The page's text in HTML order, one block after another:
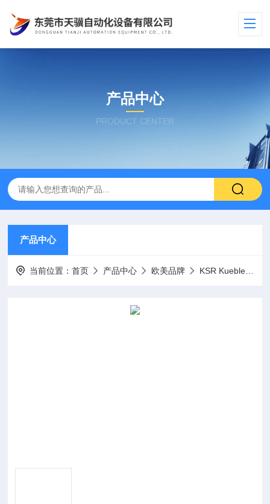
产品中心
PRODUCT CENTER
产品中心
当前位置：首页 产品中心 欧美品牌 KSR Kuebler磁性开关